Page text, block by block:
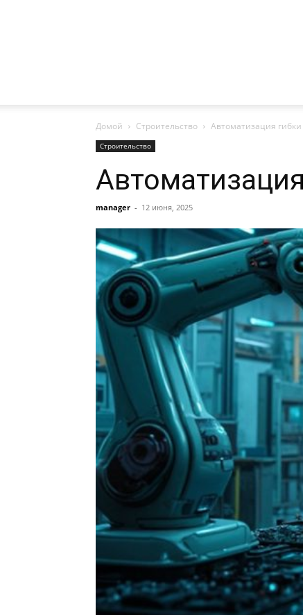
Домой Строительство Автоматизация гибки
Строительство
manager - 12 июня, 2025